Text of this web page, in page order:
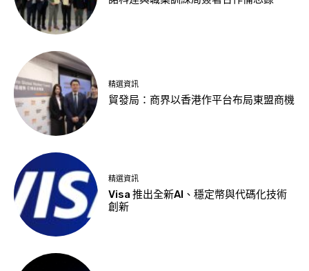
精選資訊
貿發局：商界以香港作平台布局東盟商機
精選資訊
Visa 推出全新AI、穩定幣與代碼化技術
創新